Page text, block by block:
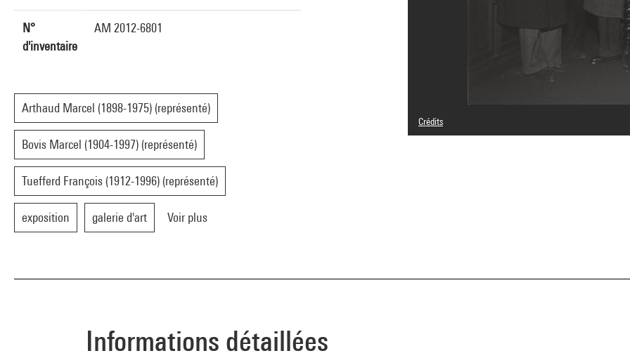
N°
d'inventaire
AM 2012-6801
Arthaud Marcel (1898-1975) (représenté)
Bovis Marcel (1904-1997) (représenté)
Tuefferd François (1912-1996) (représenté)
exposition galerie d'art Voir plus
Crédits
© Séeberger
Informations détaillées